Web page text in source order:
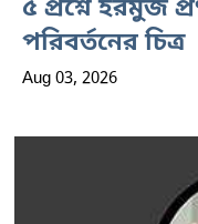
৫ প্রশ্নে হরমুজ
পরিবর্তনের চিত্র
Aug 03, 2026